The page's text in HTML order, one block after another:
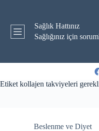
Sağlık Hattınız
Sağlığınız için
Etiket kollajen takviyeleri
Beslenme ve Diyet